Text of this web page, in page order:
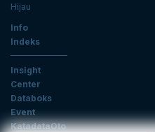
Hijau
Info
Indeks
Insight
Center
Databoks
Event
KatadataOto